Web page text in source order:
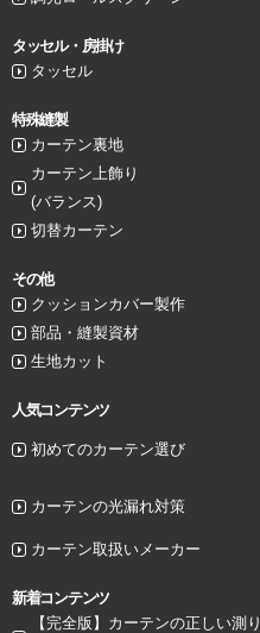
タッセル・房掛け
タッセル
特殊縫製
カーテン裏地
カーテン上飾り
(バランス)
切替カーテン
その他
クッションカバー製作
部品・縫製資材
生地カット
人気コンテンツ
初めてのカーテン選び
カーテンの光漏れ対策
カーテン取扱いメーカー
新着コンテンツ
【完全版】カーテンの正しい測り